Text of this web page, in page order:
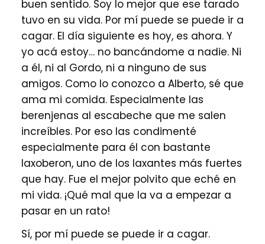
buen sentido. Soy lo mejor que ese tarado
tuvo en su vida. Por mí puede se puede ir a
cagar. El día siguiente es hoy, es ahora. Y
yo acá estoy… no bancándome a nadie. Ni
a él, ni al Gordo, ni a ninguno de sus
amigos. Como lo conozco a Alberto, sé que
ama mi comida. Especialmente las
berenjenas al escabeche que me salen
increíbles. Por eso las condimenté
especialmente para él con bastante
laxoberon, uno de los laxantes más fuertes
que hay. Fue el mejor polvito que eché en
mi vida. ¡Qué mal que la va a empezar a
pasar en un rato!
Sí, por mí puede se puede ir a cagar.